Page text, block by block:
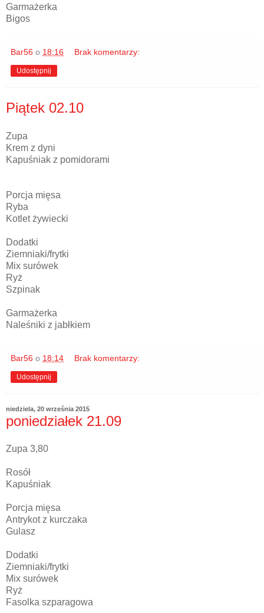
Garmażerka
Bigos
Bar56 o 18:16 Brak komentarzy:
Udostępnij
Piątek 02.10
Zupa
Krem z dyni
Kapuśniak z pomidorami
Porcja mięsa
Ryba
Kotlet żywiecki
Dodatki
Ziemniaki/frytki
Mix surówek
Ryż
Szpinak
Garmażerka
Naleśniki z jabłkiem
Bar56 o 18:14 Brak komentarzy:
Udostępnij
niedziela, 20 września 2015
poniedziałek 21.09
Zupa 3,80
Rosół
Kapuśniak
Porcja mięsa
Antrykot z kurczaka
Gulasz
Dodatki
Ziemniaki/frytki
Mix surówek
Ryż
Fasolka szparagowa